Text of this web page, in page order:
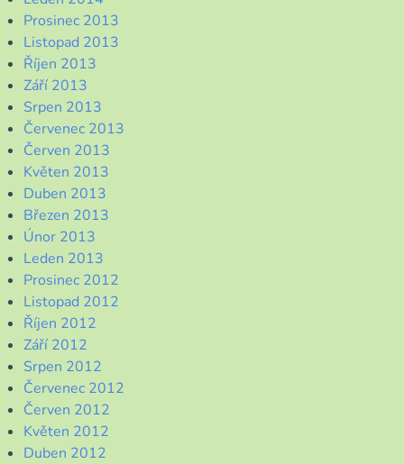
Prosinec 2013
Listopad 2013
Říjen 2013
Září 2013
Srpen 2013
Červenec 2013
Červen 2013
Květen 2013
Duben 2013
Březen 2013
Únor 2013
Leden 2013
Prosinec 2012
Listopad 2012
Říjen 2012
Září 2012
Srpen 2012
Červenec 2012
Červen 2012
Květen 2012
Duben 2012